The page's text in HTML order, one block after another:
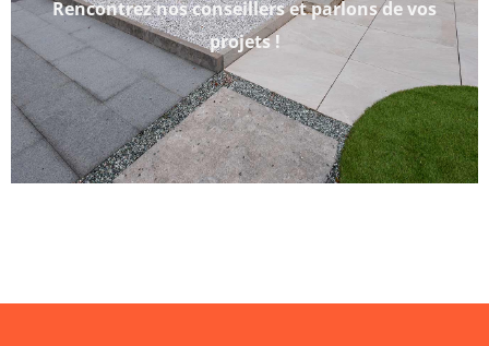
Rencontrez nos conseillers et parlons de vos
projets !